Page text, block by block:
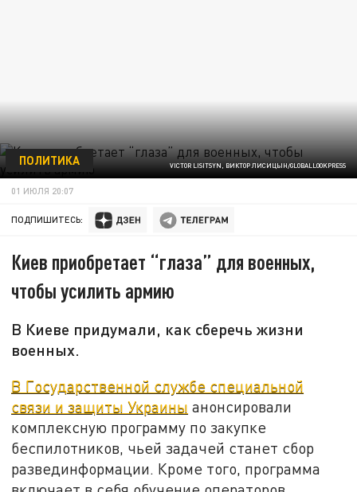
VICTOR LISITSYN, ВИКТОР ЛИСИЦЫН/GLOBALLOOKPRESS
ПОЛИТИКА
01 ИЮЛЯ 20:07
ПОДПИШИТЕСЬ:
Киев приобретает “глаза” для военных,
чтобы усилить армию
В Киеве придумали, как сберечь жизни
военных.
В Государственной службе специальной
связи и защиты Украины анонсировали
комплексную программу по закупке
беспилотников, чьей задачей станет сбор
развединформации. Кроме того, программа